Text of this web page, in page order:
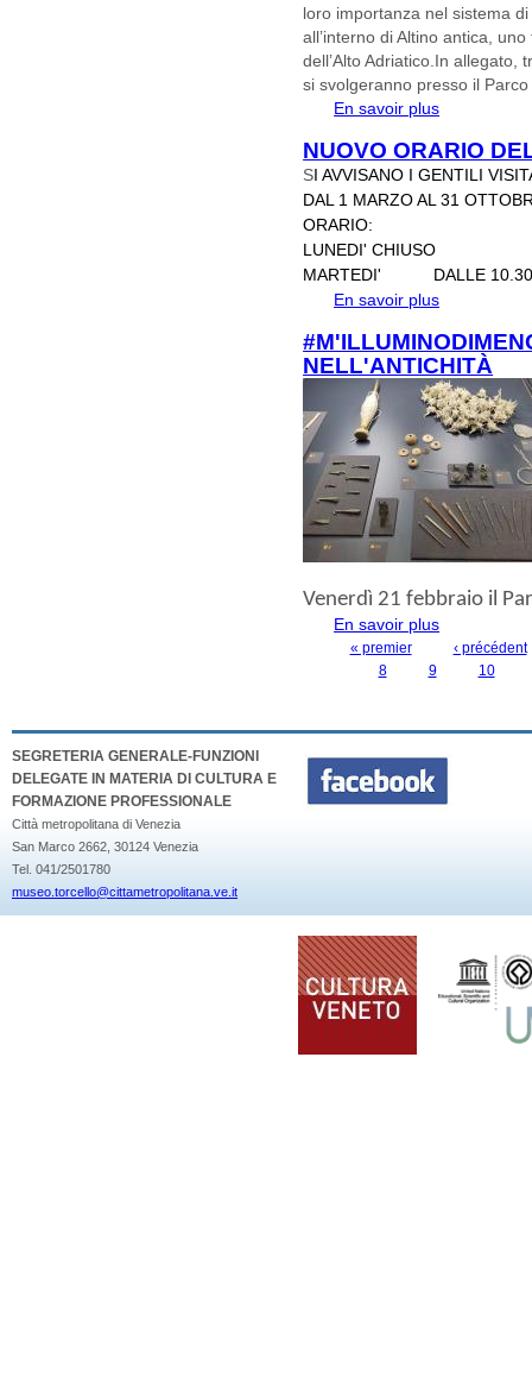
loro importanza nel sistema
all’interno di Altino antica,
dell’Alto Adriatico. In allegato,
si svolgeranno presso il
En savoir plus
NUOVO ORARIO
SI AVVISANO I GENTILI
DAL 1 MARZO AL 31
ORARIO:
LUNEDI' CHIUSO
MARTEDI' DALLE 10.30
En savoir plus
NELL'ANTICHITÀ
Venerdì 21 febbraio il
En savoir plus
« premier
‹ précédent
8
9 10
SEGRETERIA GENERALE-FUNZIONI
DELEGATE IN MATERIA DI CULTURA E
FORMAZIONE PROFESSIONALE
Città metropolitana di Venezia
San Marco 2662, 30124 Venezia
Tel. 041/2501780
museo.torcello@cittametropolitana.ve.it